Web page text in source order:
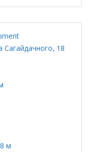
Сагайдачного, 18
м